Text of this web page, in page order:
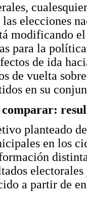
elecciones
modificando
para la
de ida
de vuelta
en su
comparar:
planteado
en los
a partir de